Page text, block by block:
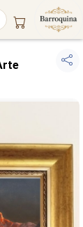
mundo
para o